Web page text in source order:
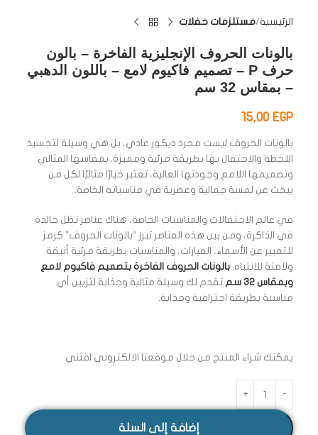
الرئيسية مستلزمات حفلات
بالونات الحروف الإنجليزية الفاخرة – بالون
حرف P – تصميم فاكيوم لامع – باللون الدهبي
– بمقاس 32 سم
15,00 EGP
بالونات الحروف ليست مجرد ديكور عادي، بل هي وسيلة لتجسيد
اللحظة والاحتفال بها بطريقة مرئية ومميزة. بمقاسها المثالي
وتصميمها اللامع وجودتها العالية، تعتبر خيارًا مثاليًا لكل من
يبحث عن لمسة جمالية وعصرية في مناسباته الخاصة.
في عالم الاحتفالات والمناسبات الخاصة، هناك عناصر تظل خالدة
في الذاكرة، ومن بين هذه العناصر تبرز “بالونات الحروف” كرمز
للتعبير عن الأسماء، العبارات، والمناسبات بطريقة مرئية أنيقة
ولافتة للانتباه. بالونات الحروف الفاخرة بتصميم فاكيوم لامع
وبمقاس 32 سم
تقدم لك وسيلة مثالية وجذابة لتزيين أي
مناسبة بطريقة احترافية وجذابة.
يمكنك شراء المنتج من خلال موقعنا الالكتروني اقتني
إضافة إلى السلة